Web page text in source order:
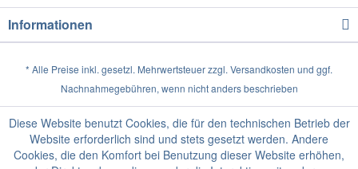
Informationen
* Alle Preise inkl. gesetzl. Mehrwertsteuer zzgl. Versandkosten und ggf.
Nachnahmegebühren, wenn nicht anders beschrieben
Diese Website benutzt Cookies, die für den technischen Betrieb der
Website erforderlich sind und stets gesetzt werden. Andere
Cookies, die den Komfort bei Benutzung dieser Website erhöhen,